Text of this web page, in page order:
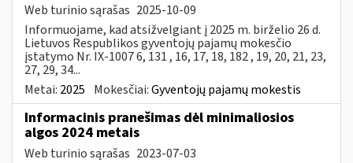
Web turinio sąrašas 2025-10-09
Informuojame, kad atsižvelgiant į 2025 m. birželio 26 d.
Lietuvos Respublikos gyventojų pajamų mokesčio
įstatymo Nr. IX-1007 6, 131 , 16, 17, 18, 182 , 19, 20, 21, 23,
27, 29, 34...
Metai: 2025 Mokesčiai:Gyventojų pajamų mokestis
Informacinis pranešimas dėl minimaliosios
algos 2024 metais
Web turinio sąrašas 2023-07-03